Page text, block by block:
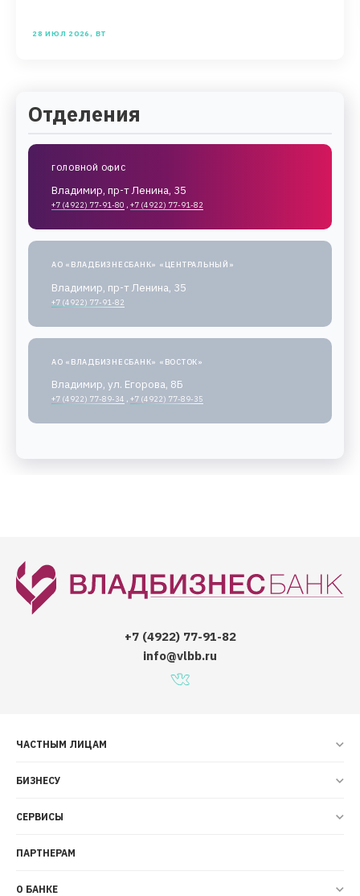
28 ИЮЛ 2026, ВТ
Отделения
ГОЛОВНОЙ ОФИС
Владимир, пр-т Ленина, 35
+7 (4922) 77-91-80 , +7 (4922) 77-91-82
АО «ВЛАДБИЗНЕСБАНК» «ЦЕНТРАЛЬНЫЙ»
Владимир, пр-т Ленина, 35
+7 (4922) 77-91-82
АО «ВЛАДБИЗНЕСБАНК» «ВОСТОК»
Владимир, ул. Егорова, 8Б
+7 (4922) 77-89-34 , +7 (4922) 77-89-35
+7 (4922) 77-91-82
info@vlbb.ru
ЧАСТНЫМ ЛИЦАМ
БИЗНЕСУ
СЕРВИСЫ
ПАРТНЕРАМ
О БАНКЕ